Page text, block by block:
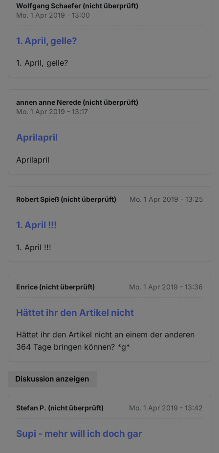
Wolfgang Schaefer (nicht überprüft)
Mo. 1 Apr 2019 - 13:00
1. April, gelle?
1. April, gelle?
annen anne Nerede (nicht überprüft)
Mo. 1 Apr 2019 - 13:17
Aprilapril
Aprilapril
Robert Spieß (nicht überprüft) Mo. 1 Apr 2019 - 13:25
1. April !!!
1. April !!!
Enrice (nicht überprüft) Mo. 1 Apr 2019 - 13:36
Hättet ihr den Artikel nicht
Hättet ihr den Artikel nicht an einem der anderen
364 Tage bringen können? *g*
Diskussion anzeigen
Stefan P. (nicht überprüft) Mo. 1 Apr 2019 - 13:42
Supi - mehr will ich doch gar